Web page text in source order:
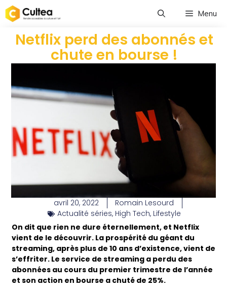
Menu
Netflix perd des abonnés et
chute en bourse !
avril 20, 2022
Romain Lesourd
Actualité séries, High Tech, Lifestyle
On dit que rien ne dure éternellement, et Netflix
vient de le découvrir. La prospérité du géant du
streaming, après plus de 10 ans d’existence, vient de
s’effriter. Le service de streaming a perdu des
abonnées au cours du premier trimestre de l’année
et son action en bourse a chuté de 25%.